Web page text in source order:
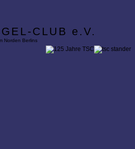
CLUB e.V.
Norden Berlins